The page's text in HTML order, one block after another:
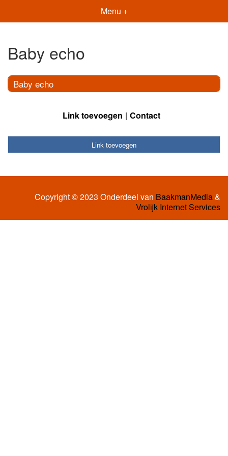
Menu +
Baby echo
Baby echo
Link toevoegen Contact
Link toevoegen
Copyright © 2023 Onderdeel van BaakmanMedia&
Vrolijk Internet Services